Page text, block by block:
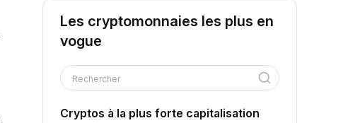
Les cryptomonnaies les plus en
vogue
Rechercher
Cryptos à la plus forte capitalisation